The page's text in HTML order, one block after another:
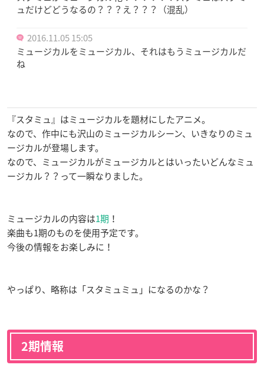
ュだけどどうなるの？？？え？？？（混乱）
2016.11.05 15:05
ミュージカルをミュージカル、それはもうミュージカルだ
ね
『スタミュ』はミュージカルを題材にしたアニメ。
なので、作中にも沢山のミュージカルシーン、いきなりのミュ
ージカルが登場します。
なので、ミュージカルがミュージカルとはいったいどんなミュ
ージカル？？って一瞬なりました。
ミュージカルの内容は1期 ！
楽曲も1期のものを使用予定です。
今後の情報をお楽しみに！
やっぱり、略称は「スタミュミュ」になるのかな？
2期情報